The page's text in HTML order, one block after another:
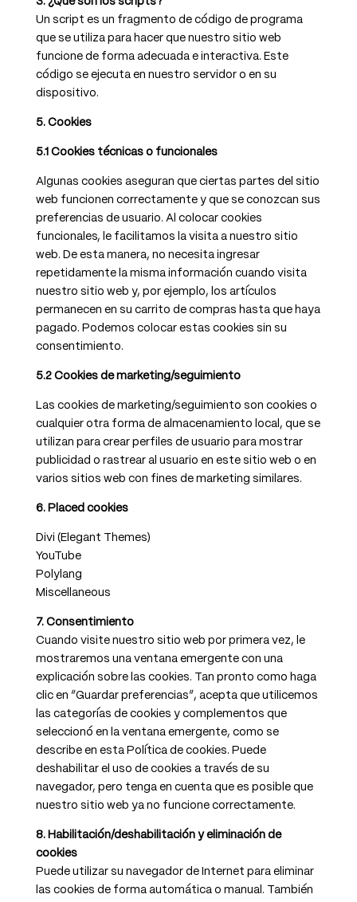
Un script es un fragmento de código de programa
que se utiliza para hacer que nuestro sitio web
funcione de forma adecuada e interactiva. Este
código se ejecuta en nuestro servidor o en su
dispositivo.
5. Cookies
5.1 Cookies técnicas o funcionales
Algunas cookies aseguran que ciertas partes del sitio
web funcionen correctamente y que se conozcan sus
preferencias de usuario. Al colocar cookies
funcionales, le facilitamos la visita a nuestro sitio
web. De esta manera, no necesita ingresar
repetidamente la misma información cuando visita
nuestro sitio web y, por ejemplo, los artículos
permanecen en su carrito de compras hasta que haya
pagado. Podemos colocar estas cookies sin su
consentimiento.
5.2 Cookies de marketing/seguimiento
Las cookies de marketing/seguimiento son cookies o
cualquier otra forma de almacenamiento local, que se
utilizan para crear perfiles de usuario para mostrar
publicidad o rastrear al usuario en este sitio web o en
varios sitios web con fines de marketing similares.
6. Placed cookies
Divi (Elegant Themes)
YouTube
Polylang
Miscellaneous
7. Consentimiento
Cuando visite nuestro sitio web por primera vez, le
mostraremos una ventana emergente con una
explicación sobre las cookies. Tan pronto como haga
clic en “Guardar preferencias”, acepta que utilicemos
las categorías de cookies y complementos que
seleccionó en la ventana emergente, como se
describe en esta Política de cookies. Puede
deshabilitar el uso de cookies a través de su
navegador, pero tenga en cuenta que es posible que
nuestro sitio web ya no funcione correctamente.
8. Habilitación/deshabilitación y eliminación de
cookies
Puede utilizar su navegador de Internet para eliminar
las cookies de forma automática o manual. También